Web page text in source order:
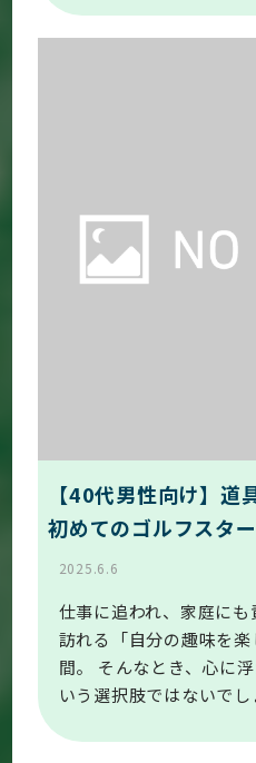
【40代男性向け】道
初めてのゴルフスタ
2025.6.6
仕事に追われ、家庭に
訪れる「自分の趣味を
間。 そんなとき、心に
いう選択肢ではないでし